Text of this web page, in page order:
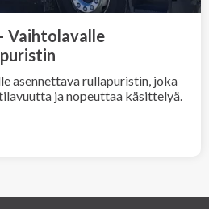
Vaihtolavalle
asennettava rullapuristin, joka
ja nopeuttaa käsittelyä.